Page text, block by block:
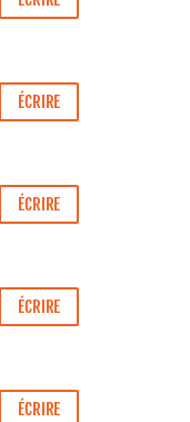
ÉCRIRE
ÉCRIRE
ÉCRIRE
ÉCRIRE